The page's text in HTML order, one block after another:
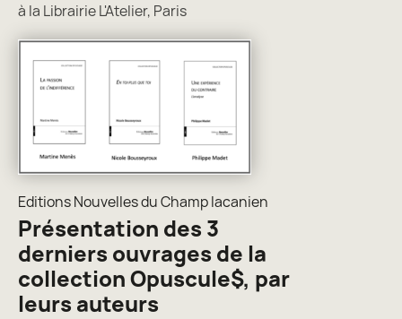
à la Librairie L'Atelier, Paris
Editions Nouvelles du Champ lacanien
Présentation des 3
derniers ouvrages de la
collection Opuscule$, par
leurs auteurs